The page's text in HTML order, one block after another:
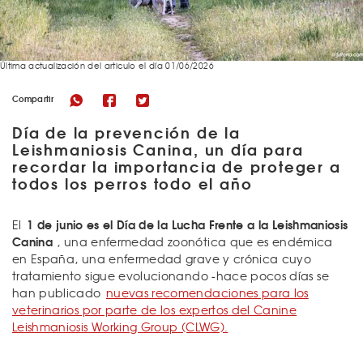
Compartir
Día de la prevención de la
Leishmaniosis Canina, un día para
recordar la importancia de proteger a
todos los perros todo el año
Última actualización del articulo el día 01/06/2026
El 1 de junio es el Día de la Lucha Frente a la Leishmaniosis
Canina , una enfermedad zoonótica que es endémica
en España, una enfermedad grave y crónica cuyo
tratamiento sigue evolucionando -hace pocos días se
han publicado nuevas recomendaciones para los
veterinarios por parte de los expertos del Canine
Leishmaniosis Working Group (CLWG).